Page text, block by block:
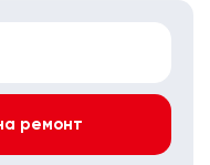
ремонт